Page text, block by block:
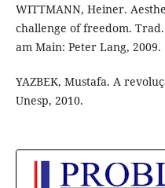
WITTMANN, Heiner.
challenge of freedom.
am Main: Peter Lang, 2009.
YAZBEK, Mustafa. A
Unesp, 2010.